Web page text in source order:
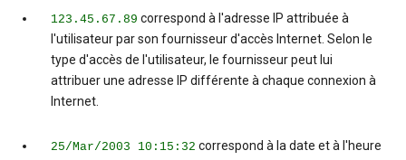
123.45.67.89 correspond à l'adresse IP attribuée à
l'utilisateur par son fournisseur d'accès Internet. Selon le
type d'accès de l'utilisateur, le fournisseur peut lui
attribuer une adresse IP différente à chaque connexion à
Internet.
25/Mar/2003 10:15:32 correspond à la date et à l'heure